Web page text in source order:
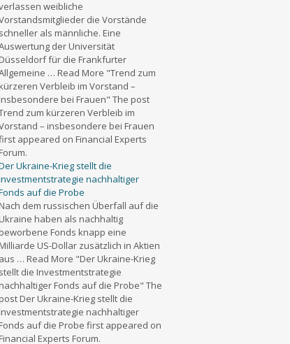
weibliche
die Vorstände
schneller als männliche. Eine
der Universität
Düsseldorf für die Frankfurter
… Read More "Trend zum
kürzeren Verbleib im Vorstand –
insbesondere bei Frauen" The post
zum kürzeren Verbleib im
– insbesondere bei Frauen
appeared on Financial Experts
Forum.
Ukraine-Krieg stellt die
nachhaltiger
auf die Probe
Nach dem russischen Überfall auf die
Ukraine haben als nachhaltig
beworbene Fonds knapp eine
Milliarde US-Dollar zusätzlich in Aktien
aus … Read More "Der Ukraine-Krieg
stellt die Investmentstrategie
nachhaltiger Fonds auf die Probe" The
post Der Ukraine-Krieg stellt die
Investmentstrategie nachhaltiger
Fonds auf die Probe first appeared on
Financial Experts Forum.